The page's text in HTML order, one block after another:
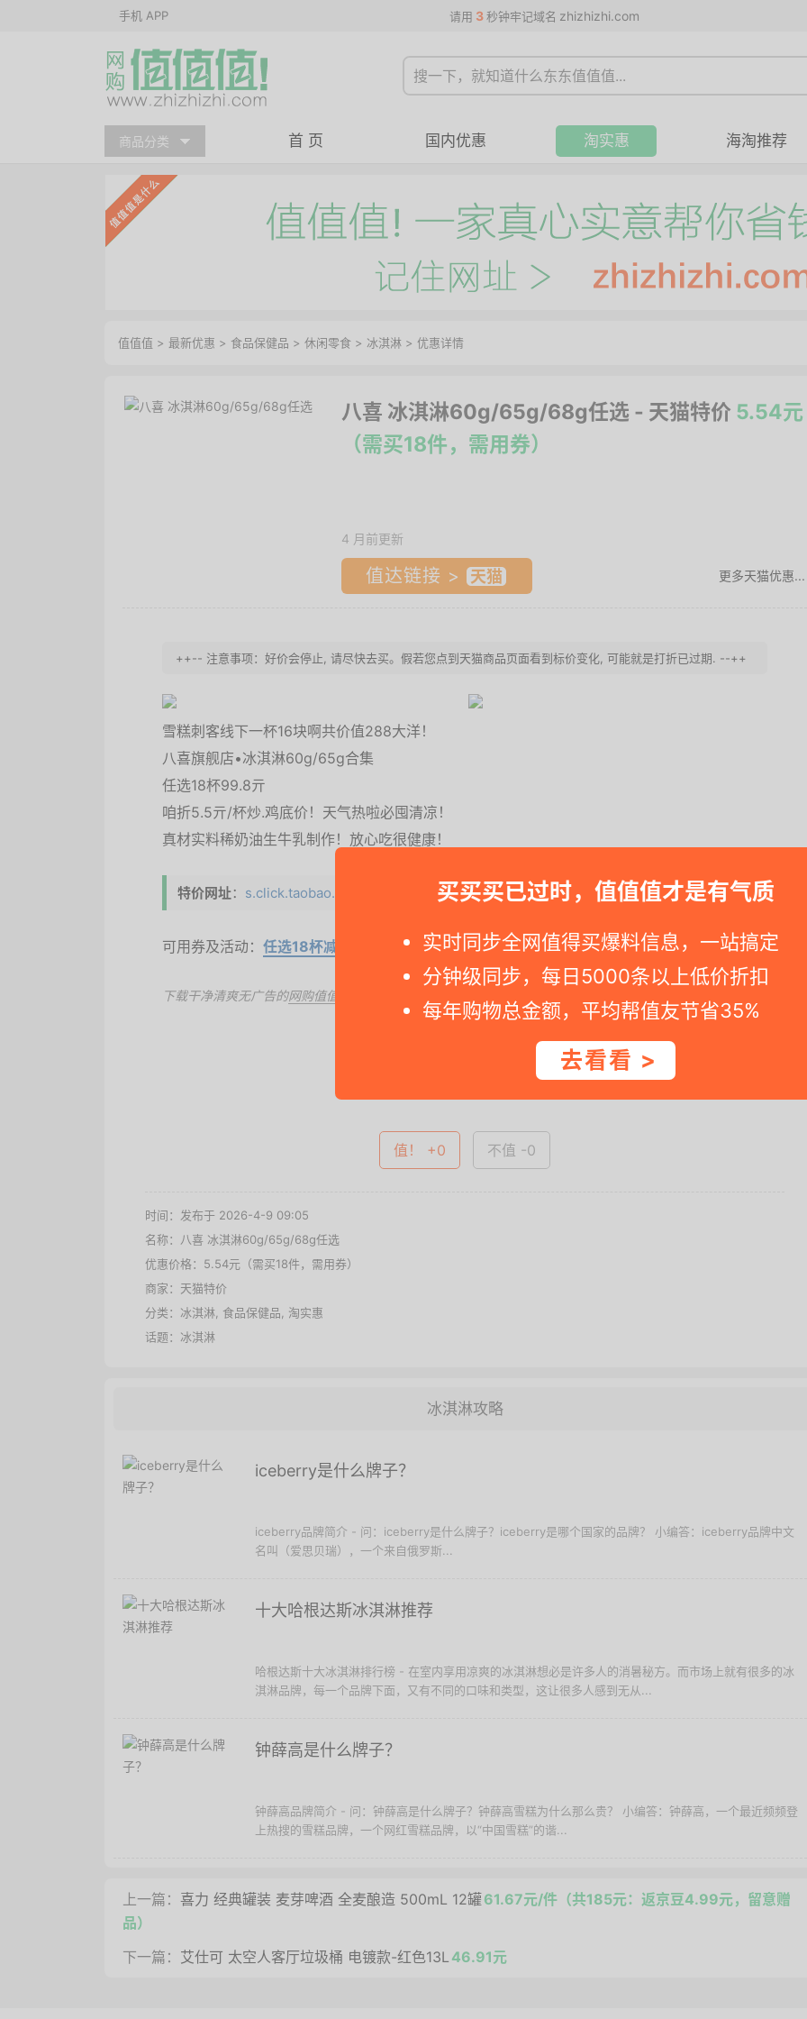
手机 APP 请用 3 秒钟牢记域名 zhizhizhi.com
商品分类 首 页 国内优惠 淘实惠 海淘推荐
买买买已过时，值值值才是有气质
实时同步全网值得买爆料信息，一站搞定
分钟级同步，每日5000条以上低价折扣
每年购物总金额，平均帮值友节省35%
去看看 >
值值值 > 最新优惠 > 食品保健品 > 休闲零食 > 冰淇淋 > 优惠详情
八喜 冰淇淋60g/65g/68g任选 - 天猫特价 5.54元
（需买18件，需用券）
4 月前更新
值达链接 > 更多天猫优惠...
++-- 注意事项：好价会停止, 请尽快去买。假若您点到天猫商品页面看到标价变化, 可能就是打折已过期. --++
雪糕刺客线下一杯16块啊共价值288大洋！
八喜旗舰店•冰淇淋60g/65g合集
任选18杯99.8亓
咱折5.5亓/杯炒.鸡底价！天气热啦必囤清凉！
真材实料稀奶油生牛乳制作！放心吃很健康！
特价网址： s.click.taobao.com/t?e=m%3D2%26s%3DM%2B00pePbcWhw4vFB6t2Z2....
可用券及活动： 任选18杯减82 、立减1.8元
下载干净清爽无广告的网购值值值App
查看完整图文 >
值！ +0 不值 -0
时间：发布于 2026-4-9 09:05
名称：
八喜 冰淇淋60g/65g/68g任选
优惠价格： 5.54元（需买18件，需用券）
商家： 天猫特价
分类： 冰淇淋 食品保健品
淘实惠
话题： 冰淇淋
冰淇淋攻略
iceberry是什么牌子？
iceberry品牌简介 - 问：iceberry是什么牌子？iceberry是哪个国家的品牌？ 小编答：iceberry品牌中文
名叫（爱思贝瑞），一个来自俄罗斯...
十大哈根达斯冰淇淋推荐
哈根达斯十大冰淇淋排行榜 - 在室内享用凉爽的冰淇淋想必是许多人的消暑秘方。而市场上就有很多的冰
淇淋品牌，每一个品牌下面，又有不同的口味和类型，这让很多人感到无从...
钟薛高是什么牌子？
钟薛高品牌简介 - 问：钟薛高是什么牌子？钟薛高雪糕为什么那么贵？ 小编答：钟薛高，一个最近频频登
上热搜的雪糕品牌，一个网红雪糕品牌，以“中国雪糕”的谐...
上一篇： 喜力 经典罐装 麦芽啤酒 全麦酿造 500mL 12罐61.67元/件（共185元：返京豆4.99元，留意赠
品）
下一篇： 艾仕可 太空人客厅垃圾桶 电镀款-红色13L 46.91元